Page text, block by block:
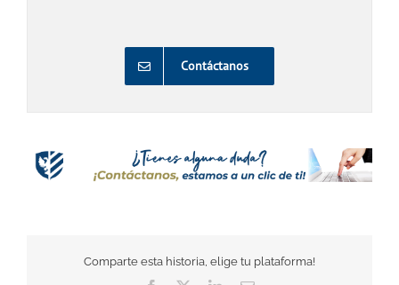
Contáctanos
Comparte esta historia, elige tu plataforma!